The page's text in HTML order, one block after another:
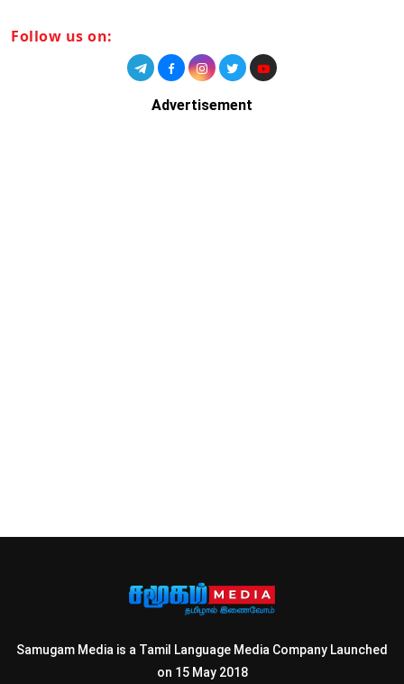
Follow us on:
Advertisement
Samugam Media is a Tamil Language Media Company Launched
on 15 May 2018